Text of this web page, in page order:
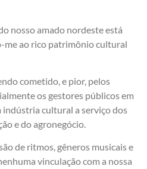
nosso amado nordeste está
me ao rico patrimônio cultural
cometido, e pior, pelos
os gestores públicos em
cultural a serviço dos
e do agronegócio.
de ritmos, gêneros musicais e
vinculação com a nossa